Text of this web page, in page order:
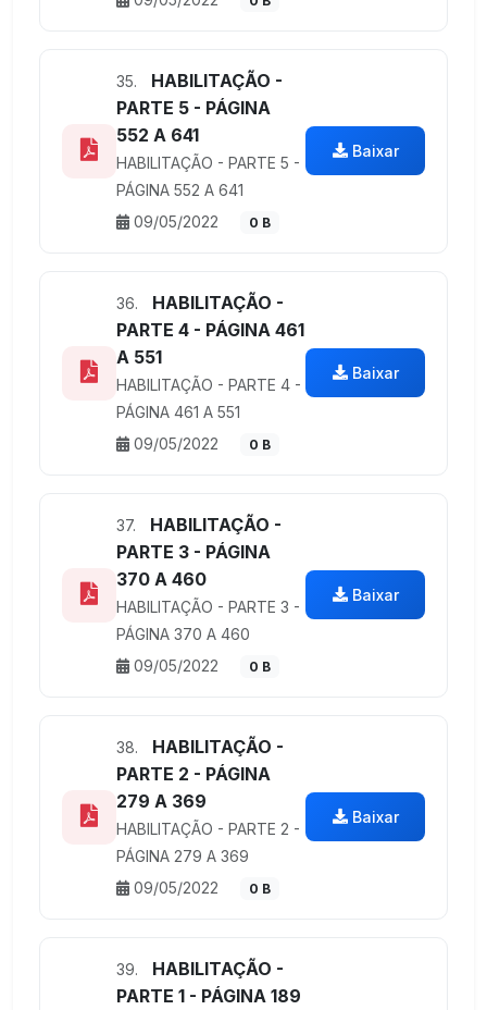
35.
HABILITAÇÃO -
PARTE 5 - PÁGINA
552 A 641
HABILITAÇÃO - PARTE 5 -
PÁGINA 552 A 641
09/05/2022
0 B
Baixar
36.
HABILITAÇÃO -
PARTE 4 - PÁGINA 461
A 551
HABILITAÇÃO - PARTE 4 -
PÁGINA 461 A 551
09/05/2022
0 B
Baixar
37.
HABILITAÇÃO -
PARTE 3 - PÁGINA
370 A 460
HABILITAÇÃO - PARTE 3 -
PÁGINA 370 A 460
09/05/2022
0 B
Baixar
38.
HABILITAÇÃO -
PARTE 2 - PÁGINA
279 A 369
HABILITAÇÃO - PARTE 2 -
PÁGINA 279 A 369
09/05/2022
0 B
Baixar
39.
HABILITAÇÃO -
PARTE 1 - PÁGINA 189